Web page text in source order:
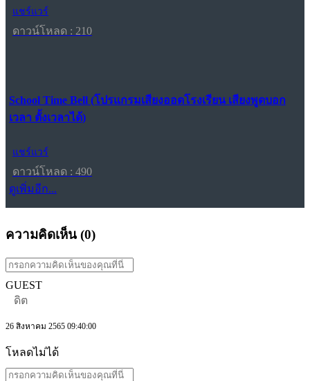
แชร์แวร์
ดาวน์โหลด : 210
School Time Bell (โปรแกรมเสียงออดโรงเรียน เสียงพูดบอก
เวลา ตั้งเวลาได้)
แชร์แวร์
ดาวน์โหลด : 490
ดูเพิ่มอีก...
ความคิดเห็น (0)
GUEST
ดิต
26 สิงหาคม 2565 09:40:00
โหลดไม่ได้